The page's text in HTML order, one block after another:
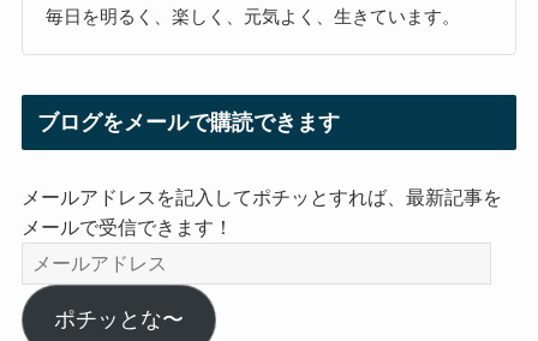
毎日を明るく、楽しく、元気よく、生きています。
ブログをメールで購読できます
メールアドレスを記入してポチッとすれば、最新記事を
メールで受信できます！
ー
ル
ポチッとな〜